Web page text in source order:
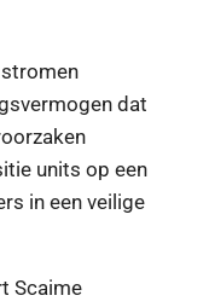
dat
units op een
in een veilige
Scaime